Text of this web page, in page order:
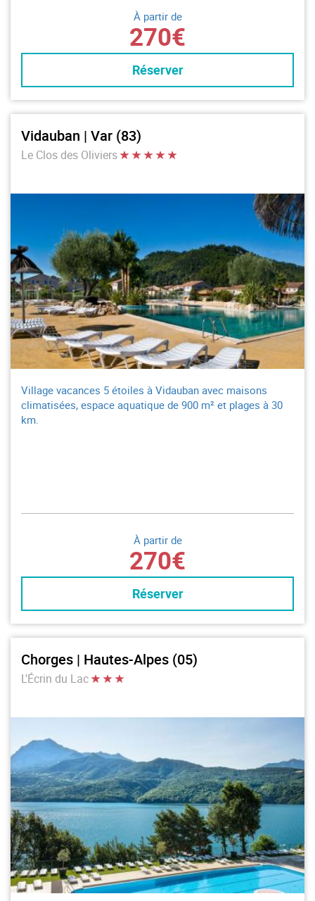
À partir de
270€
Réserver
Vidauban | Var (83)
Le Clos des Oliviers
Village vacances 5 étoiles à Vidauban avec maisons
climatisées, espace aquatique de 900 m² et plages à 30
km.
À partir de
270€
Réserver
Chorges | Hautes-Alpes (05)
L'Écrin du Lac